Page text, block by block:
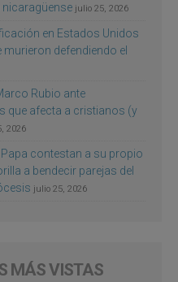
julio 25, 2026
en Estados Unidos
defendiendo el
Rubio ante
que afecta a cristianos (y
2026
contestan a su propio
a bendecir parejas del
julio 25, 2026
MÁS VISTAS